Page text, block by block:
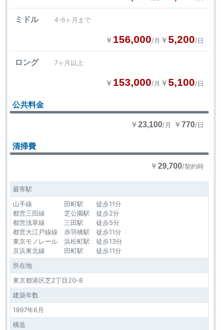
ミドル 4-6ヶ月まで
￥ 156,000/月 ￥5,200/日
ロング 7ヶ月以上
￥ 153,000/月 ￥5,100/日
公共料金
￥23,100/月 ￥770/日
清掃費
￥29,700/契約時
最寄駅
山手線 田町駅 徒歩11分
都営三田線 芝公園駅 徒歩2分
都営浅草線 三田駅 徒歩5分
都営大江戸線線 赤羽橋駅 徒歩11分
東京モノレール 浜松町駅 徒歩13分
京浜東北線 田町駅 徒歩11分
所在地
東京都港区芝2丁目20-8
建築年数
1997年6月
構造